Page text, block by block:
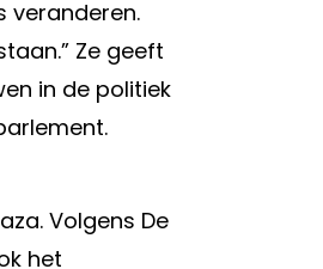
veranderen.
Ze geeft
in de politiek
Volgens De
het